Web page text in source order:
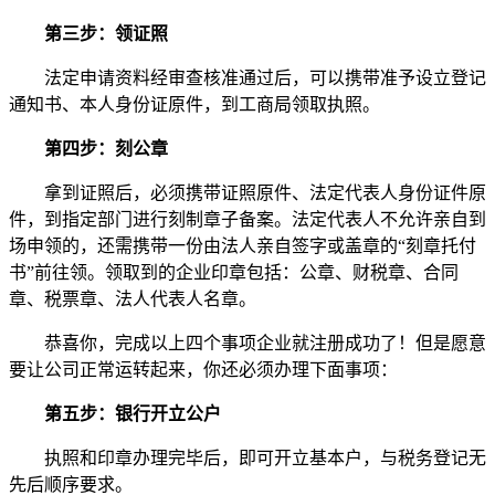
第三步：领证照
法定申请资料经审查核准通过后，可以携带准予设立登记
通知书、本人身份证原件，到工商局领取执照。
第四步：刻公章
拿到证照后，必须携带证照原件、法定代表人身份证件原
件，到指定部门进行刻制章子备案。法定代表人不允许亲自到
场申领的，还需携带一份由法人亲自签字或盖章的“刻章托付
书”前往领。领取到的企业印章包括：公章、财税章、合同
章、税票章、法人代表人名章。
恭喜你，完成以上四个事项企业就注册成功了！但是愿意
要让公司正常运转起来，你还必须办理下面事项：
第五步：银行开立公户
执照和印章办理完毕后，即可开立基本户，与税务登记无
先后顺序要求。